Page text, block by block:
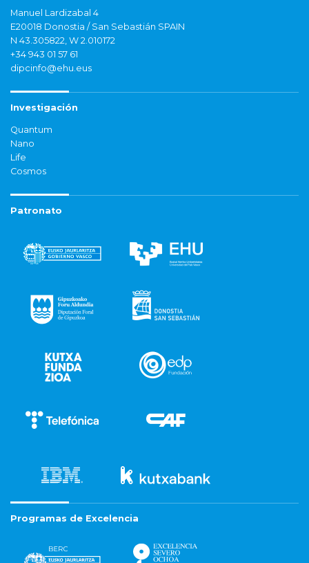
Manuel Lardizabal 4
E20018 Donostia / San Sebastián SPAIN
N 43.305822, W 2.010172
+34 943 01 57 61
dipcinfo@ehu.eus
Investigación
Quantum
Nano
Life
Cosmos
Patronato
Programas de Excelencia